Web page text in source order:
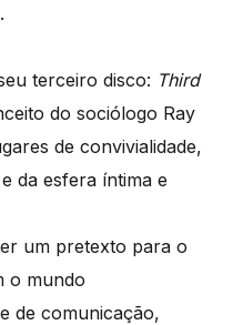
terceiro disco: Third
do sociólogo Ray
de convivialidade,
da esfera íntima e
um pretexto para o
o mundo
de comunicação,